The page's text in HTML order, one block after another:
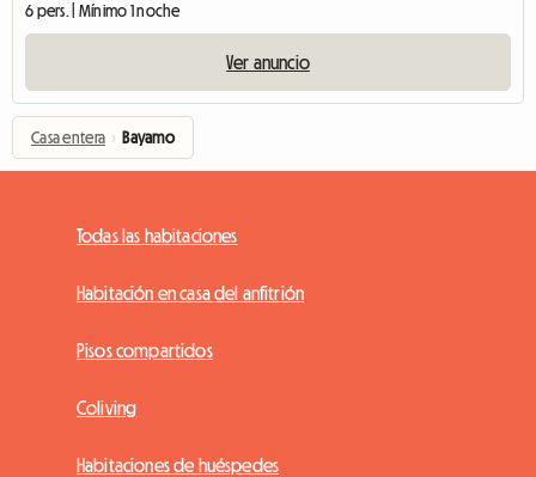
6 pers. | Mínimo 1 noche
Ver anuncio
Casa entera › Bayamo
Todas las habitaciones
Habitación en casa del anfitrión
Pisos compartidos
Coliving
Habitaciones de huéspedes